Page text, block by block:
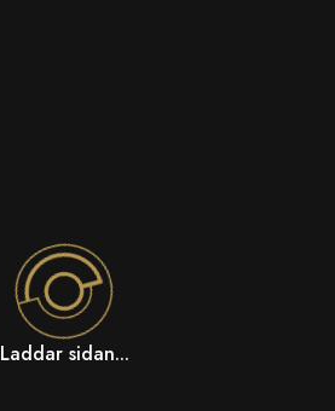
Laddar sidan...